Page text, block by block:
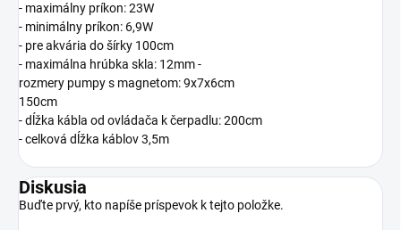
- maximálny príkon: 23W
- minimálny príkon: 6,9W
- pre akvária do šírky 100cm
- maximálna hrúbka skla: 12mm-
rozmery pumpy s magnetom: 9x7x6cm
150cm
- dĺžka kábla od ovládača k čerpadlu: 200cm
- celková dĺžka káblov 3,5m
Diskusia
Buďte prvý, kto napíše príspevok k tejto položke.